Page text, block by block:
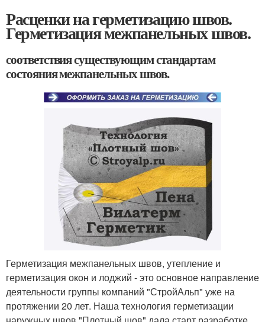
Расценки на герметизацию швов.
Герметизация межпанельных швов.
соответствия существующим стандартам
состояния межпанельных швов.
Герметизация межпанельных швов, утепление и
герметизация окон и лоджий - это основное направление
деятельности группы компаний "СтройАльп" уже на
протяжении 20 лет. Наша технология герметизации